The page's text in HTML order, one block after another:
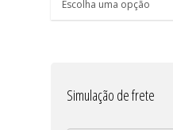
Simulação de frete